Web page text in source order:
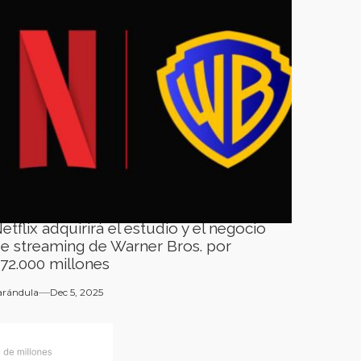
adquirirá el estudio y el negocio
streaming de Warner Bros. por
millones
Dec 5, 2025